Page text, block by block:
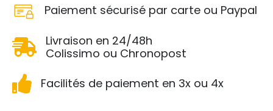
Paiement sécurisé par carte ou Paypal
Livraison en 24/48h
Colissimo ou Chronopost
Facilités de paiement en 3x ou 4x